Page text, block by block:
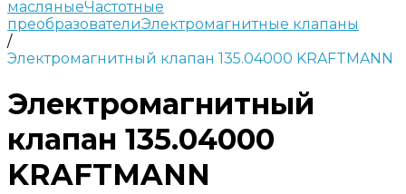
масляныеЧастотные
преобразователиЭлектромагнитные клапаны
/
Электромагнитный клапан 135.04000 KRAFTMANN
Электромагнитный
клапан 135.04000
KRAFTMANN